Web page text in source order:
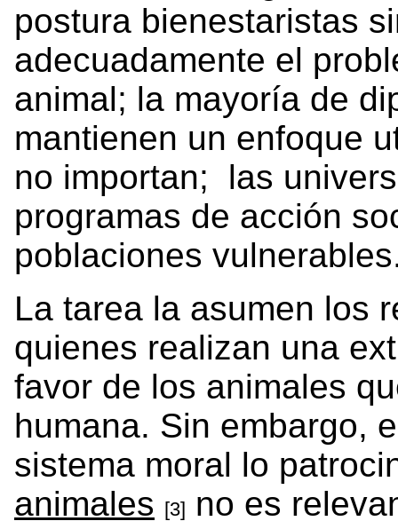
postura bienestaristas
adecuadamente el
animal; la mayoría de
mantienen un enfoque
no importan; las
programas de acción
poblaciones
La tarea la asumen los
quienes realizan una
favor de los animales
humana. Sin embargo,
sistema moral lo
animales [3] no es